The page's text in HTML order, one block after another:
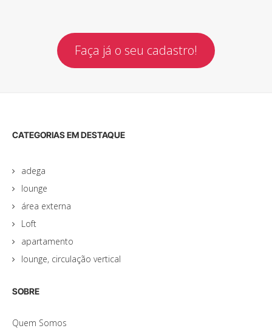
Faça já o seu cadastro!
CATEGORIAS EM DESTAQUE
adega
lounge
área externa
Loft
apartamento
lounge, circulação vertical
SOBRE
Quem Somos